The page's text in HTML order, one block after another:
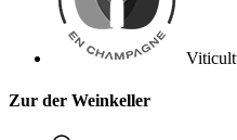
Zur der Weinkeller